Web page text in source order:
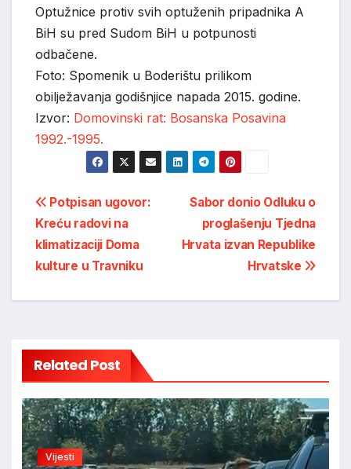
Optužnice protiv svih optuženih pripadnika A
BiH su pred Sudom BiH u potpunosti
odbačene.
Foto: Spomenik u Boderištu prilikom
obilježavanja godišnjice napada 2015. godine.
Izvor: Domovinski rat: Bosanska Posavina
1992.-1995.
Post
navigation
Sabor donio Odluku o
proglašenju Tjedna
Hrvata izvan Republike
Hrvatske
Potpisan ugovor:
Kreću radovi na
klimatizaciji Doma
kulture u Travniku
Related Post
Vijesti